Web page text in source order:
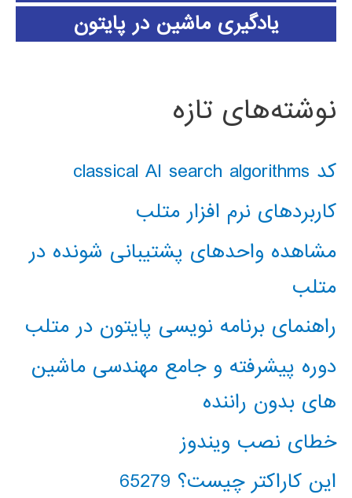
یادگیری ماشین در پایتون
نوشته‌های تازه
کد classical AI search algorithms
کاربردهای نرم افزار متلب
مشاهده واحدهای پشتیبانی شونده در
متلب
راهنمای برنامه نویسی پایتون در متلب
دوره پیشرفته و جامع مهندسی ماشین
های بدون راننده
خطای نصب ویندوز
این کاراکتر چیست؟ 65279